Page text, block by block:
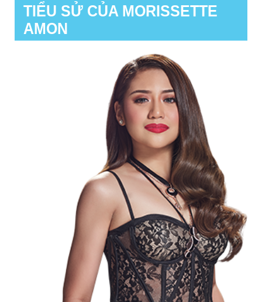
TIỂU SỬ CỦA MORISSETTE
AMON